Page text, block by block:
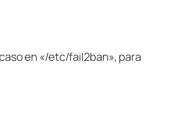
en «/etc/fail2ban», para